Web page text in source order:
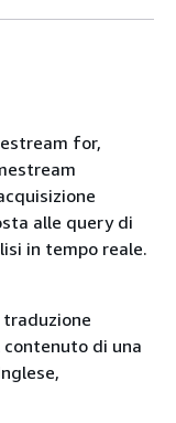
for,
alle query di
in tempo reale.
di una